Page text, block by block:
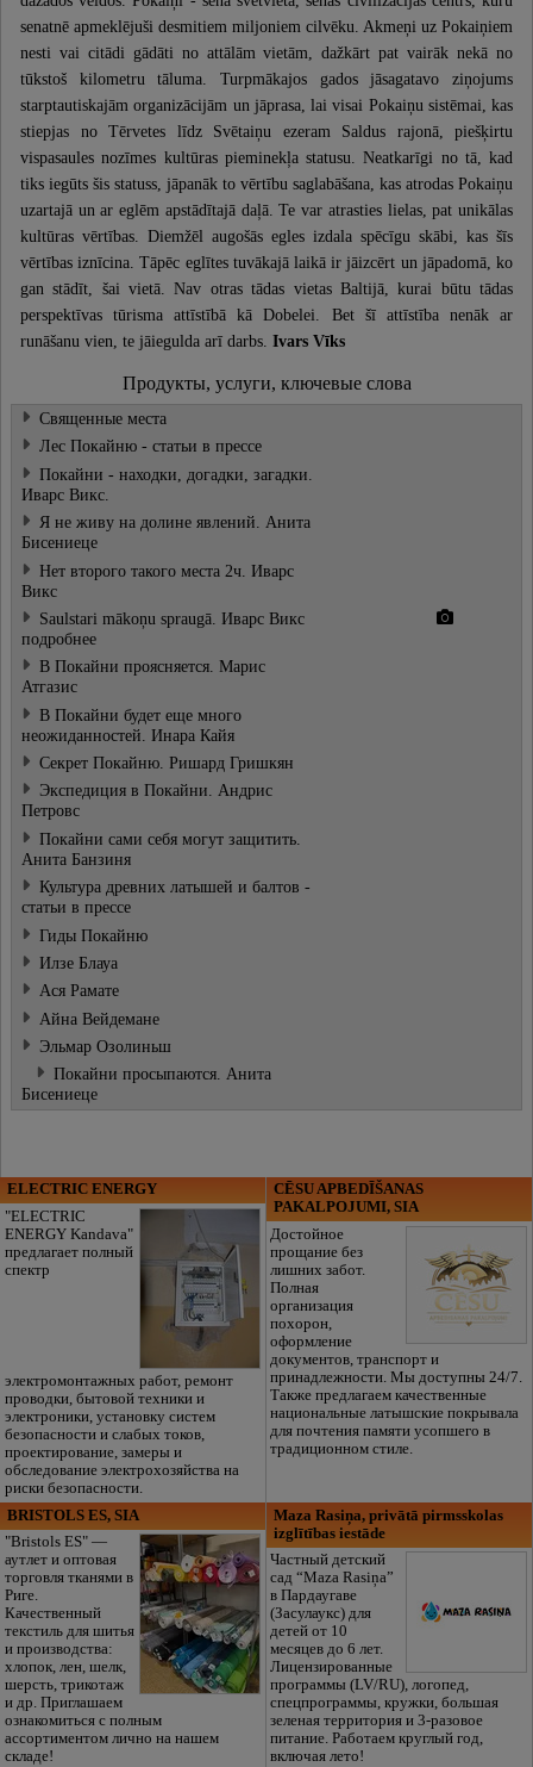
senatnē apmeklējuši desmitiem miljoniem cilvēku. Akmeņi uz Pokaiņiem
nesti vai citādi gādāti no attālām vietām, dažkārt pat vairāk nekā no
tūkstoš kilometru tāluma. Turpmākajos gados jāsagatavo ziņojums
starptautiskajām organizācijām un jāprasa, lai visai Pokaiņu sistēmai, kas
stiepjas no Tērvetes līdz Svētaiņu ezeram Saldus rajonā, piešķirtu
vispasaules nozīmes kultūras pieminekļa statusu. Neatkarīgi no tā, kad
tiks iegūts šis statuss, jāpanāk to vērtību saglabāšana, kas atrodas Pokaiņu
uzartajā un ar eglēm apstādītajā daļā. Te var atrasties lielas, pat unikālas
kultūras vērtības. Diemžēl augošās egles izdala spēcīgu skābi, kas šīs
vērtības iznīcina. Tāpēc eglītes tuvākajā laikā ir jāizcērt un jāpadomā, ko
gan stādīt, šai vietā. Nav otras tādas vietas Baltijā, kurai būtu tādas
perspektīvas tūrisma attīstībā kā Dobelei. Bet šī attīstība nenāk ar
runāšanu vien, te jāiegulda arī darbs. Ivars Vīks
Продукты, услуги, ключевые слова
Священные места
Лес Покайню - статьи в прессе
Покайни - находки, догадки, загадки.
Иварс Викс.
Я не живу на долине явлений. Анита
Бисениеце
Нет второго такого места 2ч. Иварс
Викс
Saulstari mākoņu spraugā. Иварс Викс
подробнее
В Покайни проясняется. Марис
Атгазис
В Покайни будет еще много
неожиданностей. Инара Кайя
Секрет Покайню. Ришард Гришкян
Экспедиция в Покайни. Андрис
Петровс
Покайни сами себя могут защитить.
Анита Банзиня
Культура древних латышей и балтов -
статьи в прессе
Гиды Покайню
Илзе Блауа
Ася Рамате
Айна Вейдемане
Эльмар Озолиньш
Покайни просыпаются. Анита
Бисениеце
ELECTRIC ENERGY
"ELECTRIC
ENERGY Kandava"
предлагает полный
спектр
электромонтажных работ, ремонт
проводки, бытовой техники и
электроники, установку систем
безопасности и слабых токов,
проектирование, замеры и
обследование электрохозяйства на
риски безопасности.
CĒSU APBEDĪŠANAS
PAKALPOJUMI, SIA
Достойное
прощание без
лишних забот.
Полная
организация
похорон,
оформление
документов, транспорт и
принадлежности. Мы доступны 24/7.
Также предлагаем качественные
национальные латышские покрывала
для почтения памяти усопшего в
традиционном стиле.
BRISTOLS ES, SIA
"Bristols ES" —
аутлет и оптовая
торговля тканями в
Риге.
Качественный
текстиль для шитья
и производства:
хлопок, лен, шелк,
шерсть, трикотаж
и др. Приглашаем
ознакомиться с полным
ассортиментом лично на нашем
складе!
Maza Rasiņa, privātā pirmsskolas
izglītības iestāde
Частный детский
сад “Maza Rasiņa”
в Пардаугаве
(Засулаукс) для
детей от 10
месяцев до 6 лет.
Лицензированные
программы (LV/RU), логопед,
спецпрограммы, кружки, большая
зеленая территория и 3-разовое
питание. Работаем круглый год,
включая лето!